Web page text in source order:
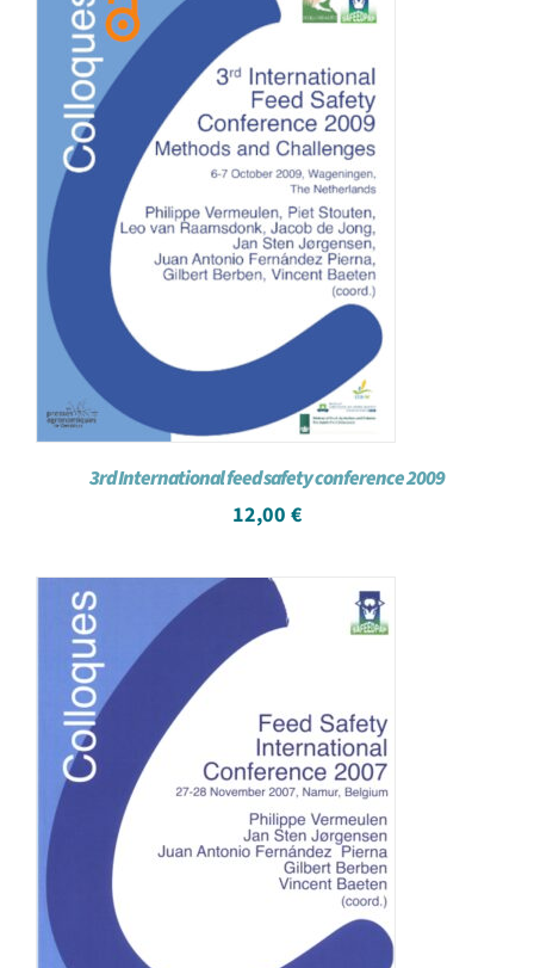
Achat en ligne
Panier WooCommerce
3rd International feed safety conference 2009
12,00 €